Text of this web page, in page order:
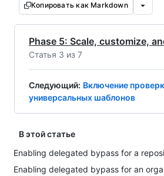
Копировать как Markdown
Phase 5: Scale, customize,
Статья 3 из 7
Следующий: Включение
универсальных шаблонов
В этой статье
Enabling delegated bypass for a
Enabling delegated bypass for an